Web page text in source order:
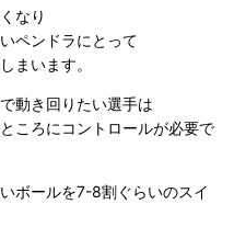
なり
ペンドラにとって
まいます。
動き回りたい選手は
ころにコントロールが必要で
ボールを7-8割ぐらいのスイ